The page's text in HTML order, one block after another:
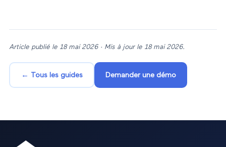
Article publié le 18 mai 2026· Mis à jour le 18 mai 2026.
← Tous les guides Demander une démo